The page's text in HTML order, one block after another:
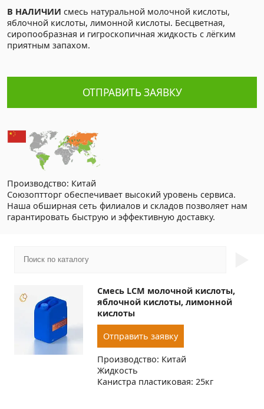
В НАЛИЧИИ смесь натуральной молочной кислоты,
яблочной кислоты, лимонной кислоты. Бесцветная,
сиропообразная и гигроскопичная жидкость с лёгким
приятным запахом.
ОТПРАВИТЬ ЗАЯВКУ
Производство: Китай
Союзоптторг обеспечивает высокий уровень сервиса.
Наша обширная сеть филиалов и складов позволяет нам
гарантировать быструю и эффективную доставку.
Смесь LCM молочной кислоты,
яблочной кислоты, лимонной
кислоты
Отправить заявку
Производство: Китай
Жидкость
Канистра пластиковая: 25кг